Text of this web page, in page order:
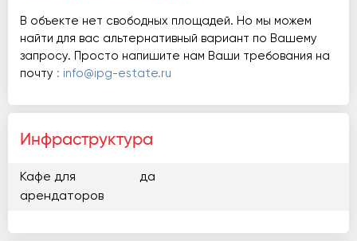
В объекте нет свободных площадей. Но мы можем
найти для вас альтернативный вариант по Вашему
запросу. Просто напишите нам Ваши требования на
почту : info@ipg-estate.ru
Инфраструктура
Кафе для
арендаторов
да